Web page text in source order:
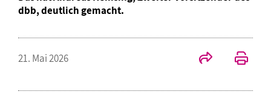
dbb, deutlich gemacht.
21. Mai 2026